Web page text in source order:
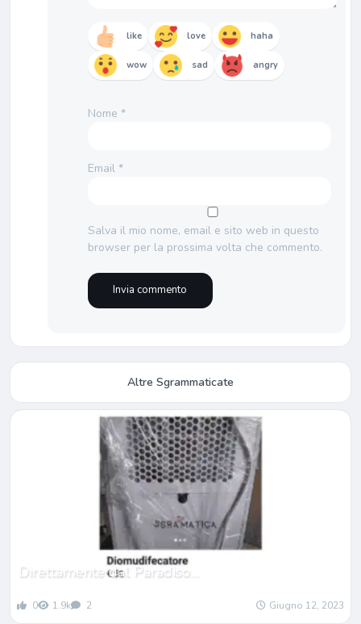
like love haha
wow sad angry
Nome *
Email *
Salva il mio nome, email e sito web in questo
browser per la prossima volta che commento.
Altre Sgrammaticate
Direttamente dal Paradiso…
0 1.9k 2 Giugno 12, 2023